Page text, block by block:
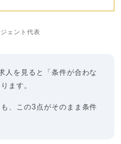
ェント代表
人を見ると「条件が合わな
ます。
、この3点がそのまま条件